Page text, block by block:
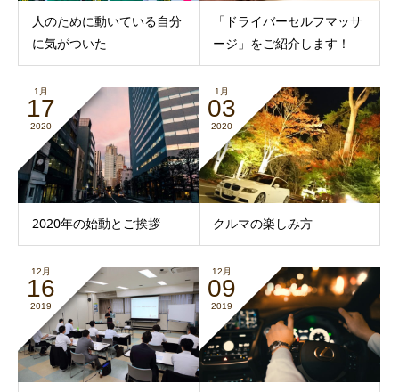
人のために動いている自分
に気がついた
「ドライバーセルフマッサ
ージ」をご紹介します！
1月
17
2020
2020年の始動とご挨拶
1月
03
2020
クルマの楽しみ方
12月
16
2019
12月
09
2019